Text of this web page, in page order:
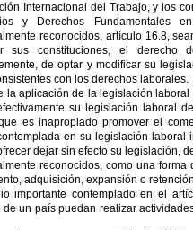
Internacional del Trabajo, y los
y Derechos Fundamentales
reconocidos, artículo 16.8,
sus constituciones, el derecho
de optar y modificar su
con los derechos laborales.
la aplicación de la legislación
su legislación laboral
es inapropiado promover el
en su legislación laboral
dejar sin efecto su legislación,
reconocidos, como una
adquisición, expansión o
importante contemplado en el
de un país puedan realizar